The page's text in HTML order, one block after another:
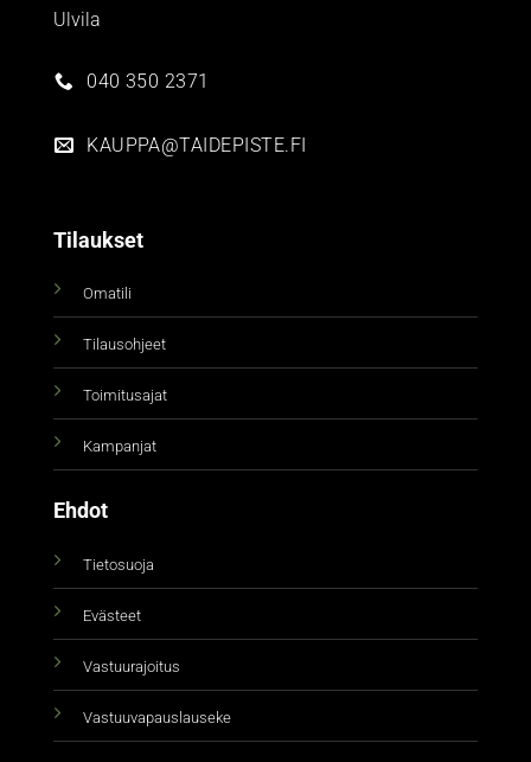
Ulvila
040 350 2371
KAUPPA@TAIDEPISTE.FI
Tilaukset
Omatili
Tilausohjeet
Toimitusajat
Kampanjat
Ehdot
Tietosuoja
Evästeet
Vastuurajoitus
Vastuuvapauslauseke